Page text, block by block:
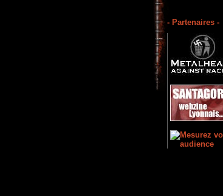
- Partenaires -